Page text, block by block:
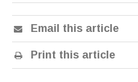
Email this article
Print this article